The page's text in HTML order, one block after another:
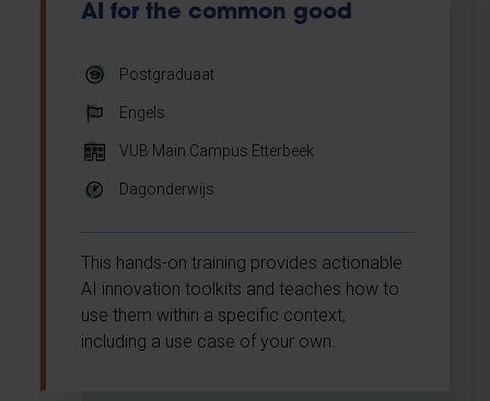
AI for the common good
Postgraduaat
Engels
VUB Main Campus Etterbeek
Dagonderwijs
This hands-on training provides actionable
AI innovation toolkits and teaches how to
use them within a specific context,
including a use case of your own.